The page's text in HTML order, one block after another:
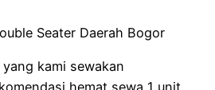
kami sewakan